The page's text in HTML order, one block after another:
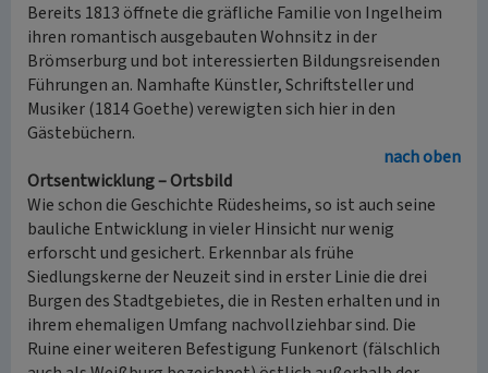
Bereits 1813 öffnete die gräfliche Familie von Ingelheim
ihren romantisch ausgebauten Wohnsitz in der
Brömserburg und bot interessierten Bildungsreisenden
Führungen an. Namhafte Künstler, Schriftsteller und
Musiker (1814 Goethe) verewigten sich hier in den
Gästebüchern.
nach oben
Ortsentwicklung – Ortsbild
Wie schon die Geschichte Rüdesheims, so ist auch seine
bauliche Entwicklung in vieler Hinsicht nur wenig
erforscht und gesichert. Erkennbar als frühe
Siedlungskerne der Neuzeit sind in erster Linie die drei
Burgen des Stadtgebietes, die in Resten erhalten und in
ihrem ehemaligen Umfang nachvollziehbar sind. Die
Ruine einer weiteren Befestigung Funkenort (fälschlich